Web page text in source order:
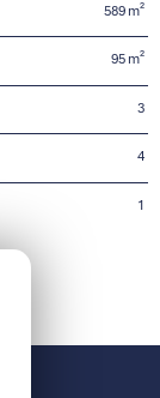
589 m²
95 m²
3
4
1